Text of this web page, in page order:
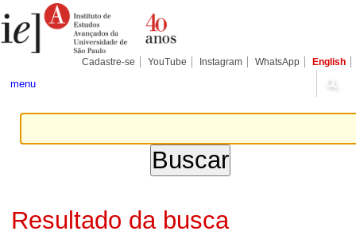
para
conteúdo.
Pessoais
Cadastre-se YouTube Instagram WhatsApp English
menu
Resultado da busca